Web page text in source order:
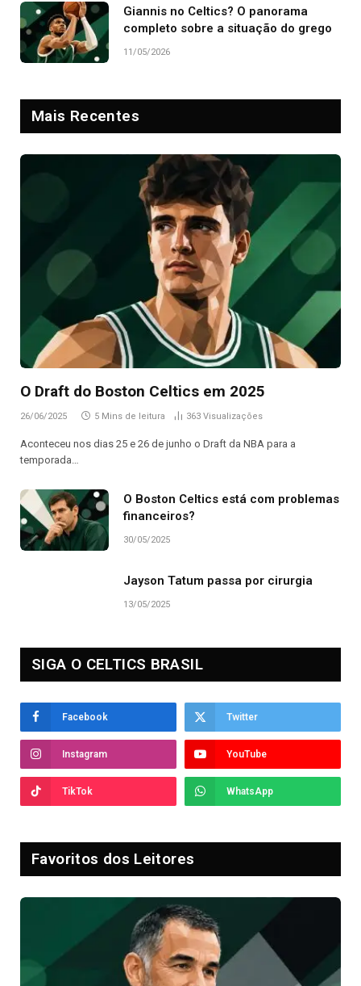
Giannis no Celtics? O panorama
completo sobre a situação do grego
11/05/2026
Mais Recentes
O Draft do Boston Celtics em 2025
26/06/2025 5 Mins de leitura 363 Visualizações
Aconteceu nos dias 25 e 26 de junho o Draft da NBA para a
temporada…
O Boston Celtics está com problemas
financeiros?
30/05/2025
Jayson Tatum passa por cirurgia
13/05/2025
SIGA O CELTICS BRASIL
Facebook Twitter
Instagram YouTube
TikTok WhatsApp
Favoritos dos Leitores